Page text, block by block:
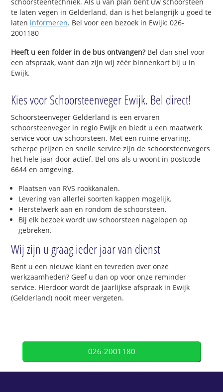
te laten vegen in Gelderland, dan is het belangrijk u goed te
laten informeren. Bel voor een bezoek in Ewijk: 026-
2001180
Heeft u een folder in de bus ontvangen?Bel dan snel voor
een afspraak, want dan zijn wij zéér binnenkort bij u in
Ewijk.
Kies voor Schoorsteenveger Ewijk. Bel direct!
Schoorsteenveger Gelderland is een ervaren
schoorsteenveger in regio Ewijk en biedt u een maatwerk
service voor uw schoorsteen. Met een ruime ervaring,
scherpe prijzen en snelle service zijn de schoorsteenvegers
het hele jaar door actief. Bel ons als u woont in postcode
6644 en omgeving.
Plaatsen van RVS rookkanalen.
Levering van allerlei soorten kappen mogelijk.
Herstelwerk aan en rondom de schoorsteen.
Bij elk bezoek wordt uw schoorsteen nagelopen op
gebreken.
Wij zijn u graag ieder jaar van dienst
Bent u een nieuwe klant en tevreden over onze
werkzaamheden? Geef u dan op voor onze reminder
service. Hierdoor wordt de jaarlijkse afspraak in Ewijk
(Gelderland) nooit meer vergeten.
026-2001180